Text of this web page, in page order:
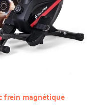
frein magnétique